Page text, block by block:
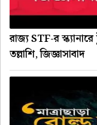
রাজ্য STF-র
তল্লাশি, জিজ্ঞাসাবাদ